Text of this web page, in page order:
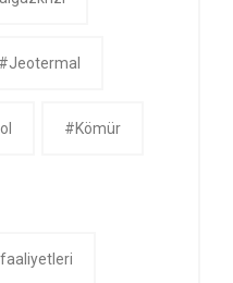
#jeotermal
#kömür